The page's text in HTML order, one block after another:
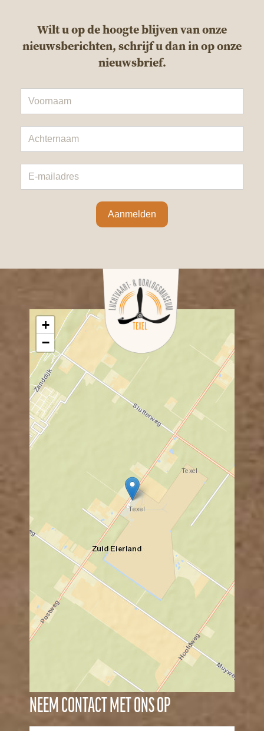
Wilt u op de hoogte blijven van onze
nieuwsberichten, schrijf u dan in op onze
nieuwsbrief.
Aanmelden
+
−
NEEM CONTACT MET ONS OP